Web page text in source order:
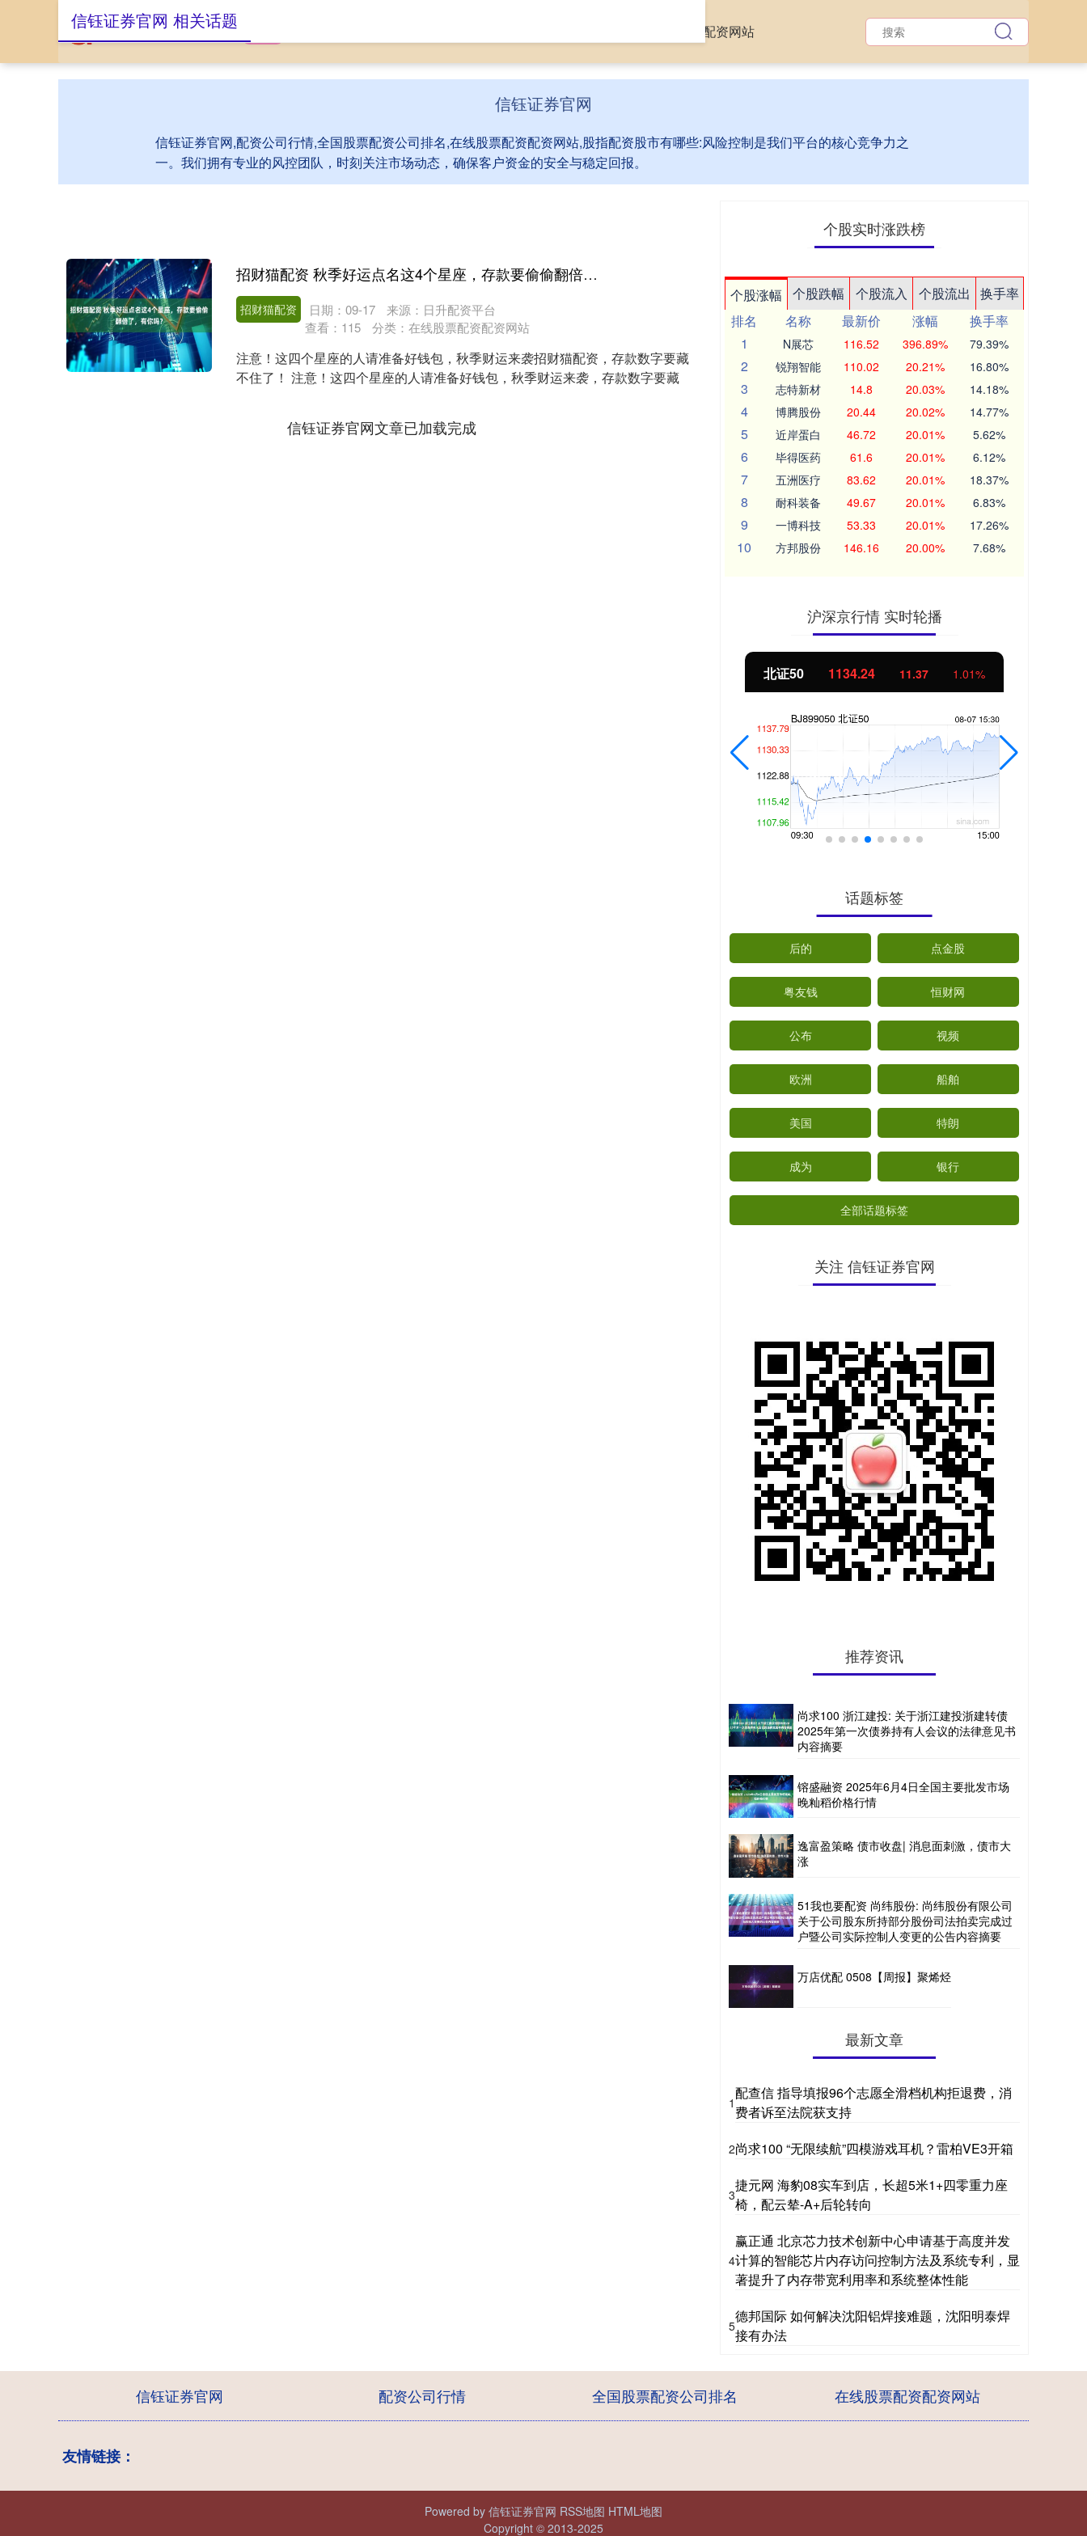
在线股票配资配资网站
信钰证券官网
信钰证券官网,配资公司行情,全国股票配资公司排名,在线股票配资配资网站,股指配资股市有哪些:风险控制是我们平台的核心竞争力之
一。我们拥有专业的风控团队，时刻关注市场动态，确保客户资金的安全与稳定回报。
信钰证券官网 相关话题
招财猫配资 秋季好运点名这4个星座，存款要偷偷翻倍了，有你吗？
招财猫配资 日期：09-17
来源：日升配资平台
查看： 115 分类： 在线股票配资配资网站
注意！这四个星座的人请准备好钱包，秋季财运来袭招财猫配资，存款数字要藏
不住了！ 注意！这四个星座的人请准备好钱包，秋季财运来袭，存款数字要藏
信钰证券官网文章已加载完成
个股实时涨跌榜
个股涨幅 个股跌幅 个股流入 个股流出
换手率
排名
名称 最新价 涨幅
换手率
1
N展芯 116.52 396.89% 79.39%
2 锐翔智能 110.02 20.21% 16.80%
3 志特新材 14.8 20.03% 14.18%
4 博腾股份 20.44 20.02% 14.77%
5 近岸蛋白 46.72 20.01% 5.62%
6 毕得医药 61.6 20.01% 6.12%
7 五洲医疗 83.62 20.01% 18.37%
8 耐科装备 49.67 20.01% 6.83%
9 一博科技 53.33 20.01% 17.26%
10 方邦股份 146.16 20.00% 7.68%
沪深京行情 实时轮播
北证50 1134.24 11.37 1.01%
话题标签
后的 点金股
粤友钱 恒财网
公布 视频
欧洲 船舶
美国 特朗
成为 银行
全部话题标签
关注 信钰证券官网
推荐资讯
尚求100 浙江建投: 关于浙江建投浙建转债
2025年第一次债券持有人会议的法律意见书
内容摘要
镕盛融资 2025年6月4日全国主要批发市场
晚籼稻价格行情
逸富盈策略 债市收盘| 消息面刺激，债市大
涨
51我也要配资 尚纬股份: 尚纬股份有限公司
关于公司股东所持部分股份司法拍卖完成过
户暨公司实际控制人变更的公告内容摘要
万店优配 0508【周报】聚烯烃
最新文章
1
配查信 指导填报96个志愿全滑档机构拒退费，消
费者诉至法院获支持
2尚求100 “无限续航”四模游戏耳机？雷柏VE3开箱
3
捷元网 海豹08实车到店，长超5米1+四零重力座
椅，配云辇-A+后轮转向
4
赢正通 北京芯力技术创新中心申请基于高度并发
计算的智能芯片内存访问控制方法及系统专利，显
著提升了内存带宽利用率和系统整体性能
5
德邦国际 如何解决沈阳铝焊接难题，沈阳明泰焊
接有办法
信钰证券官网 配资公司行情 全国股票配资公司排名 在线股票配资配资网站
友情链接：
Powered by 信钰证券官网 RSS地图 HTML地图
Copyright © 2013-2025